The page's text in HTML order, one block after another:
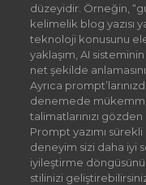
düzeyidir. Örneğin,
kelimelik blog yazısı
teknoloji konusunu
yaklaşım, AI
net şekilde
Ayrıca
denemede
talimatlarınızı
Prompt yazımı
deneyim sizi daha iyi
iyileştirme
stilinizi